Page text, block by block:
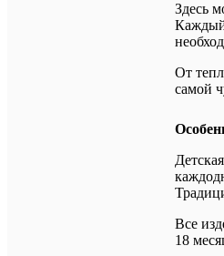
Здесь
Каждый
От
самой
Все
18